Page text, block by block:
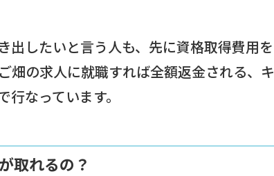
出したいと言う人も、先に資格取得費用
畑の求人に就職すれば全額返金される、
行なっています。
取れるの？